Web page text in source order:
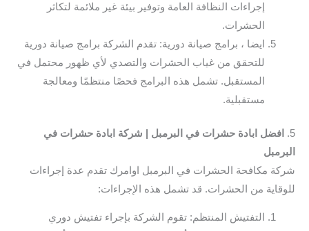
إجراءات النظافة العامة وتوفير بيئة غير ملائمة لتكاثر
الحشرات.
ايضا ، برامج صيانة دورية: تقدم الشركة برامج صيانة دورية
للتحقق من غياب الحشرات والتصدي لأي ظهور محتمل في
المستقبل. تشمل هذه البرامج فحصًا منتظمًا ومعالجة
مستقبلية.
5.
افضل ابادة حشرات في البرمبل | شركة ابادة حشرات في
البرمبل
شركة مكافحة الحشرات في البرمبل اوامرك تقدم عدة إجراءات
للوقاية من الحشرات. قد تشمل هذه الإجراءات:
التفتيش المنتظم: تقوم الشركة بإجراء تفتيش دوري